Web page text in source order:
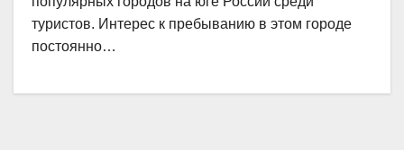
туристов. Интерес к пребыванию в этом городе
постоянно…